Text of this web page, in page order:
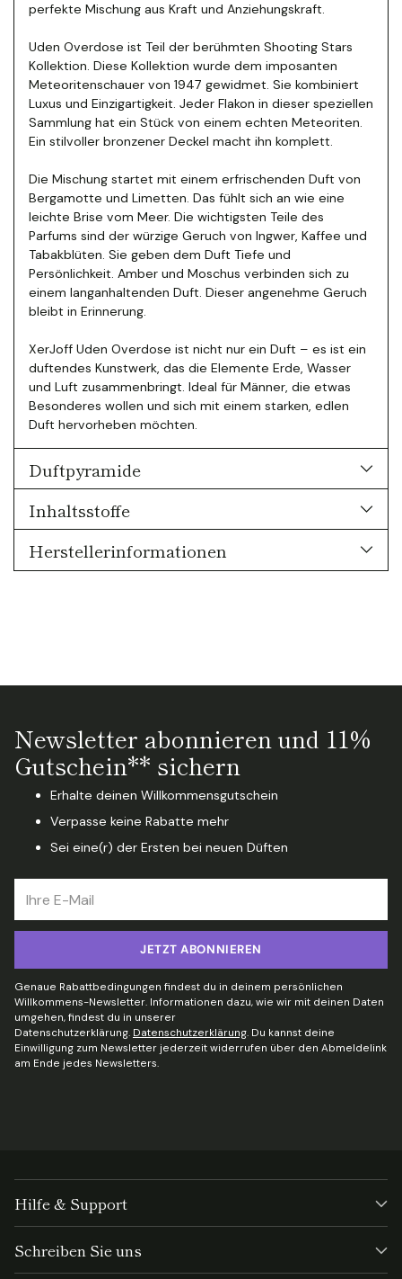
perfekte Mischung aus Kraft und Anziehungskraft.
Uden Overdose ist Teil der berühmten Shooting Stars
Kollektion. Diese Kollektion wurde dem imposanten
Meteoritenschauer von 1947 gewidmet. Sie kombiniert
Luxus und Einzigartigkeit. Jeder Flakon in dieser speziellen
Sammlung hat ein Stück von einem echten Meteoriten.
Ein stilvoller bronzener Deckel macht ihn komplett.
Die Mischung startet mit einem erfrischenden Duft von
Bergamotte und Limetten. Das fühlt sich an wie eine
leichte Brise vom Meer. Die wichtigsten Teile des
Parfums sind der würzige Geruch von Ingwer, Kaffee und
Tabakblüten. Sie geben dem Duft Tiefe und
Persönlichkeit. Amber und Moschus verbinden sich zu
einem langanhaltenden Duft. Dieser angenehme Geruch
bleibt in Erinnerung.
XerJoff Uden Overdose ist nicht nur ein Duft – es ist ein
duftendes Kunstwerk, das die Elemente Erde, Wasser
und Luft zusammenbringt. Ideal für Männer, die etwas
Besonderes wollen und sich mit einem starken, edlen
Duft hervorheben möchten.
Duftpyramide
Inhaltsstoffe
Herstellerinformationen
Newsletter abonnieren und 11%
Gutschein** sichern
Erhalte deinen Willkommensgutschein
Verpasse keine Rabatte mehr
Sei eine(r) der Ersten bei neuen Düften
E-
Mail
JETZT ABONNIEREN
Genaue Rabattbedingungen findest du in deinem persönlichen
Willkommens-Newsletter. Informationen dazu, wie wir mit deinen Daten
umgehen, findest du in unserer
Datenschutzerklärung. Datenschutzerklärung. Du kannst deine
Einwilligung zum Newsletter jederzeit widerrufen über den Abmeldelink
am Ende jedes Newsletters.
Hilfe & Support
Schreiben Sie uns